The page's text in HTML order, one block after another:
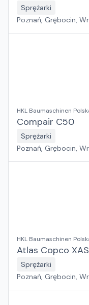
Sprężarki
Poznań, Grębocin,
HKL Baumaschinen
Compair C50
Sprężarki
Poznań, Grębocin,
HKL Baumaschinen
Atlas Copco
Sprężarki
Poznań, Grębocin,